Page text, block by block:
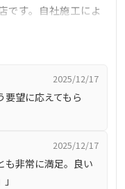
です。自社施工によ
格で提供。ドロー
ンスまで柔軟に対
サービスを導入。ブ
を多数掲載し、施工
や専門口コミサイト
も信頼を集める施工
2025/12/17
要望に応えてもら
2025/12/17
も非常に満足。良い